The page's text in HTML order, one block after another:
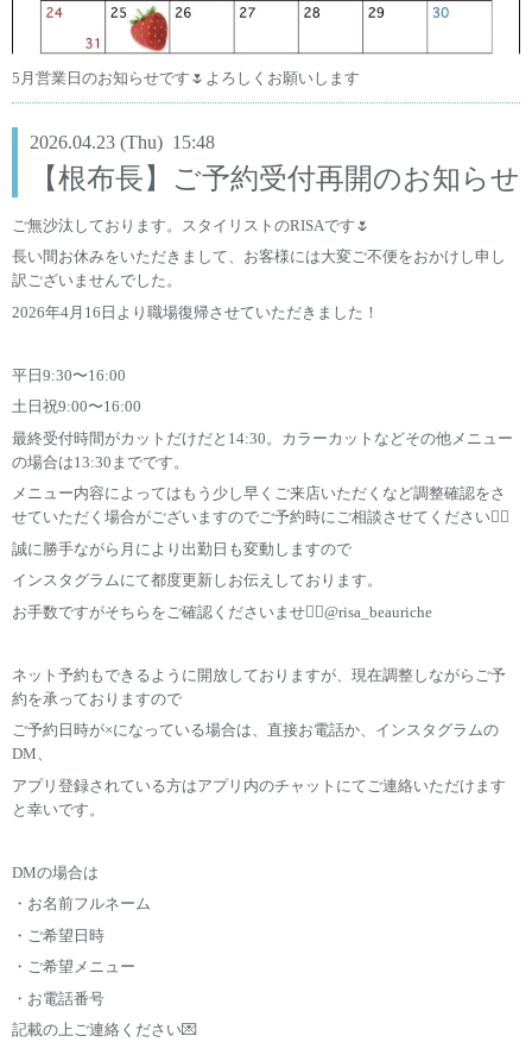
5月営業日のお知らせです🌷よろしくお願いします
2026.04.23 (Thu) 15:48
【根布長】ご予約受付再開のお知らせ
ご無沙汰しております。スタイリストのRISAです🌷
長い間お休みをいただきまして、お客様には大変ご不便をおかけし申し
訳ございませんでした。
2026年4月16日より職場復帰させていただきました！
平日9:30〜16:00
土日祝9:00〜16:00
最終受付時間がカットだけだと14:30。カラーカットなどその他メニュー
の場合は13:30までです。
メニュー内容によってはもう少し早くご来店いただくなど調整確認をさ
せていただく場合がございますのでご予約時にご相談させてください🙇‍♀️
誠に勝手ながら月により出勤日も変動しますので
インスタグラムにて都度更新しお伝えしております。
お手数ですがそちらをご確認くださいませ🙇‍♀️@risa_beauriche
ネット予約もできるように開放しておりますが、現在調整しながらご予
約を承っておりますので
ご予約日時が×になっている場合は、直接お電話か、インスタグラムの
DM、
アプリ登録されている方はアプリ内のチャットにてご連絡いただけます
と幸いです。
DMの場合は
・お名前フルネーム
・ご希望日時
・ご希望メニュー
・お電話番号
記載の上ご連絡ください💌